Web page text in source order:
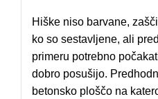
Hiške niso barvane,
ko so sestavljene, ali
primeru potrebno
dobro posušijo.
betonsko ploščo na